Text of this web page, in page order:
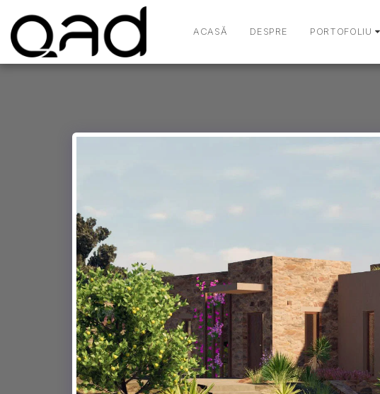
ACASĂ DESPRE PORTOFOLIU